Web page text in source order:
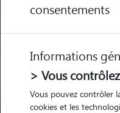
Trouvez une
Saint-Vivien-
Parmi nos 5
Vivien-de-
consentements
Informations
> Vous
Vous pouvez contrôler
cookies et les